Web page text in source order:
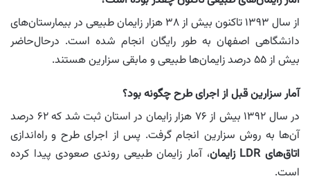
از سال ۱۳۹۳ تاکنون بیش از ۳۸ هزار زایمان طبیعی در بیمارستان‌های
دانشگاهی اصفهان به طور رایگان انجام شده است. درحال‌حاضر
بیش از ۵۵ درصد زایمان‌ها طبیعی و مابقی سزارین هستند.
آمار سزارین قبل از اجرای طرح چگونه بود؟
در سال ۱۳۹۲ بیش از ۷۶ هزار زایمان در استان ثبت شد که ۶۲ درصد
آن‌ها به روش سزارین انجام گرفت. پس از اجرای طرح و راه‌اندازی
اتاق‌های LDR زایمان
، آمار زایمان طبیعی روندی صعودی پیدا کرده
است.